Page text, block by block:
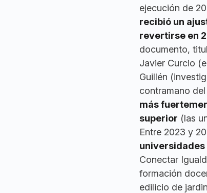
ejecución de
recibió un
revertirse en
documento,
Javier Curcio
Guillén
contramano
más
superior (las
Entre 2023 y
universidades
Conectar
formación
edilicio de